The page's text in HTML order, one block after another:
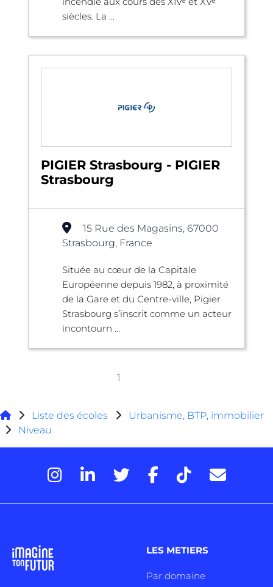
siècles. La ...
PIGIER Strasbourg - PIGIER
Strasbourg
15 Rue des Magasins, 67000
Strasbourg, France
Située au cœur de la Capitale
Européenne depuis 1982, à proximité
de la Gare et du Centre-ville, Pigier
Strasbourg s’inscrit comme un acteur
incontourn ...
1
Liste des écoles
Urbanisme, BTP, immobilier
Niveau
LES METIERS
Par domaine